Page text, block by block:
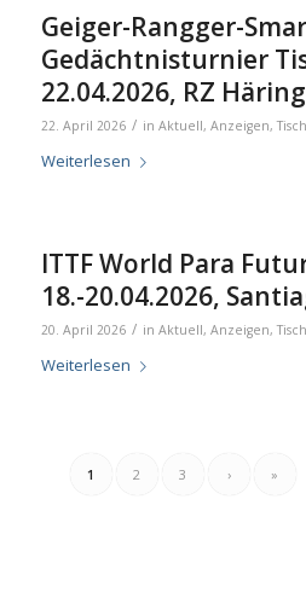
Geiger-Rangger-
Gedächtnisturnier
22.04.2026, RZ Häring
22. April 2026 / in Aktuell, Anzeigen,
Weiterlesen
ITTF World Para
18.-20.04.2026,
20. April 2026 / in Aktuell, Anzeigen,
Weiterlesen
1 2 3 › »